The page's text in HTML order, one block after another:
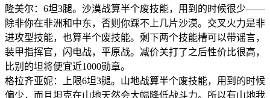
隆美尔：6坦3腿。沙漠战算半个废技能，用到的时候很少——
除非你在非洲和中东，否则你踩不上几片沙漠。交叉火力是非
进攻型技能，也算半个废技能。剩下两个技能槽可以带谣言，
装甲指挥官，闪电战，平原战。减价关打了之后性价比很高，
比别的坦将便宜近1000勋章。
格拉齐亚妮：上限6坦3腿。山地战算半个废技能，用到的时候
偏少，而且坦克在山地天然会大幅降低战斗力。所以有山地我